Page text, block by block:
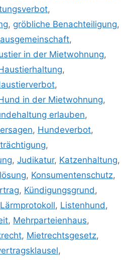
,
, gröbliche Benachteiligung,
,
in der Mietwohnung,
,
,
in der Mietwohnung,
erlauben,
, Hundeverbot,
,
, Judikatur, Katzenhaltung,
, Konsumentenschutz,
, Kündigungsgrund,
Lärmprotokoll, Listenhund,
, Mehrparteienhaus,
, Mietrechtsgesetz,
,